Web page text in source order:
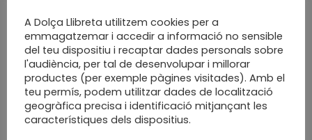
Les dades s’emmagatzemaran
mentre existeixi previsió del seu ús per
a la fi per al qual van ser recollides.
No es fan preses de decisions
automatitzades amb les teves
A Dolça Llibreta utilitzem cookies per a
emmagatzemar i accedir a informació no sensible
del teu dispositiu i recaptar dades personals sobre
l'audiència, per tal de desenvolupar i millorar
productes (per exemple pàgines visitades). Amb el
teu permís, podem utilitzar dades de localització
geogràfica precisa i identificació mitjançant les
característiques dels dispositius.